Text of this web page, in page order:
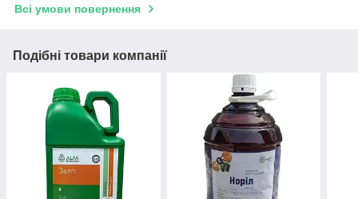
Всі умови повернення
Подібні товари компанії